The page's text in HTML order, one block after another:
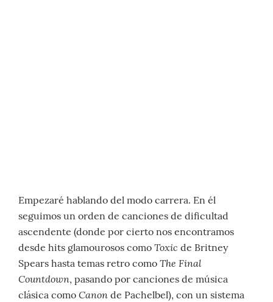
Empezaré hablando del modo carrera. En él
seguimos un orden de canciones de dificultad
ascendente (donde por cierto nos encontramos
desde hits glamourosos como Toxic de Britney
Spears hasta temas retro como The Final
Countdown, pasando por canciones de música
clásica como Canon de Pachelbel), con un sistema